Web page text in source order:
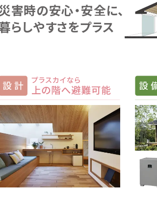
害時の安心・安全に、
らしやすさをプラス